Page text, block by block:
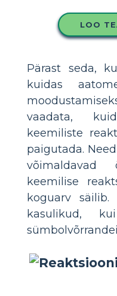
LOO
Pärast seda,
kuidas
vaadata,
keemiliste
paigutada.
keemilise
koguarv
kasulikud,